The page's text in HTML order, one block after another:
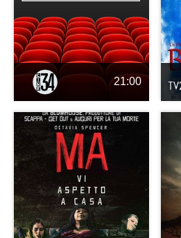
21:00